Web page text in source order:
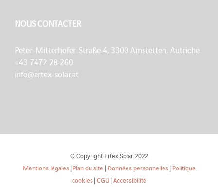
NOUS CONTACTER
Peter-Mitterhofer-Straße 4, 3300 Amstetten, Autriche
+43 7472 28 260
info@ertex-solar.at
© Copyright Ertex Solar 2022
Mentions légales|Plan du site | Données personnelles| Politique
cookies|CGU |Accessibilité